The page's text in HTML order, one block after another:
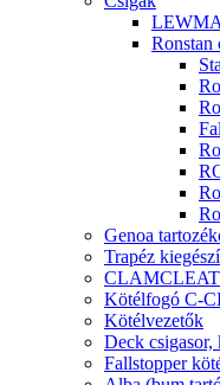
Ronstan
Genoa
Trapéz
Kötélfogó C-
Kötélvezetők
Deck csigasor,
Fallstopper